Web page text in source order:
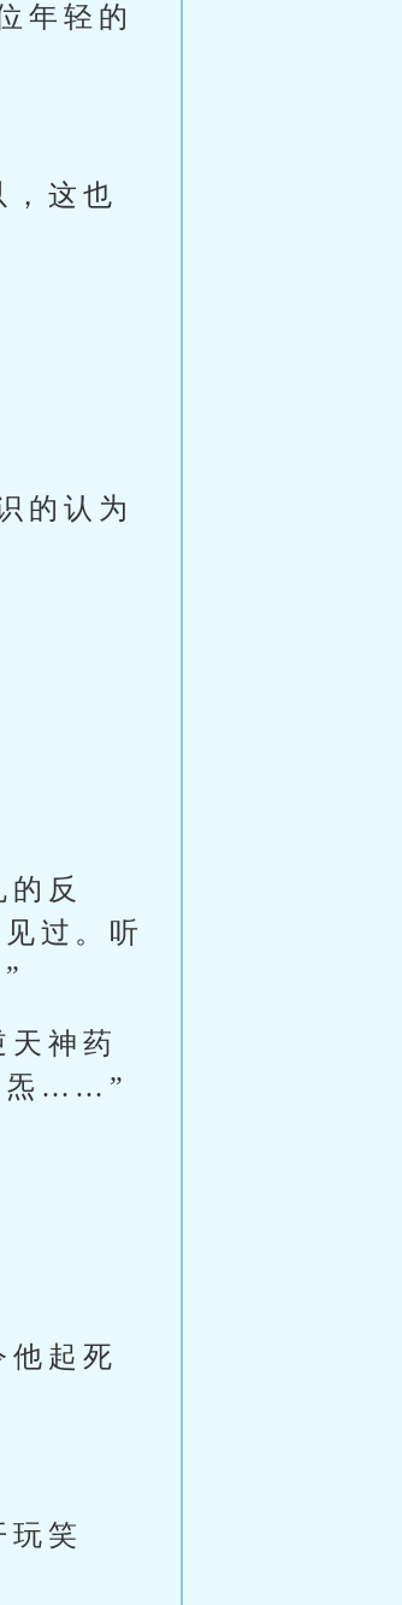
年轻的
，这也
的认为
反
过。听
神药
炁……”
他起死
笑